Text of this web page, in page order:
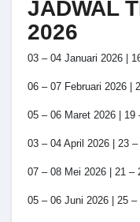
JADWAL
2026
03 – 04 Januari 2026 |
06 – 07 Februari 2026 |
05 – 06 Maret 2026 | 19
03 – 04 April 2026 | 23
07 – 08 Mei 2026 | 21 –
05 – 06 Juni 2026 | 25